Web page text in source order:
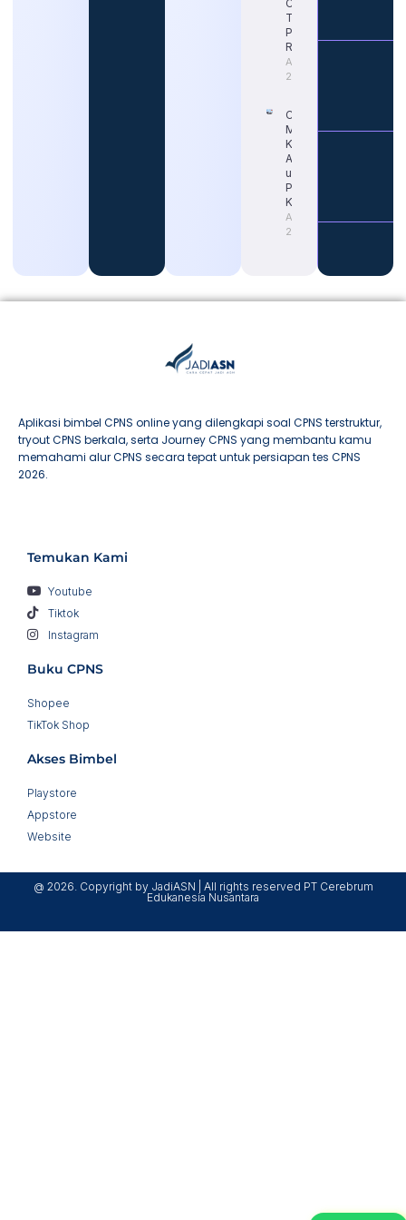
Cek Jadwal
Terbaru dan
Portal
Resminya
August 5,
2026
Cara Tepat
Mengetahui
Kapan Gaji
ASN Naik
untuk
Persiapan
Karier
August 4,
2026
Aplikasi bimbel CPNS online yang dilengkapi soal CPNS terstruktur,
tryout CPNS berkala, serta Journey CPNS yang membantu kamu
memahami alur CPNS secara tepat untuk persiapan tes CPNS
2026.
Temukan Kami
Youtube
Tiktok
Instagram
Buku CPNS
Shopee
TikTok Shop
Akses Bimbel
Playstore
Appstore
Website
@ 2026. Copyright by JadiASN | All rights reserved PT Cerebrum
Edukanesia Nusantara